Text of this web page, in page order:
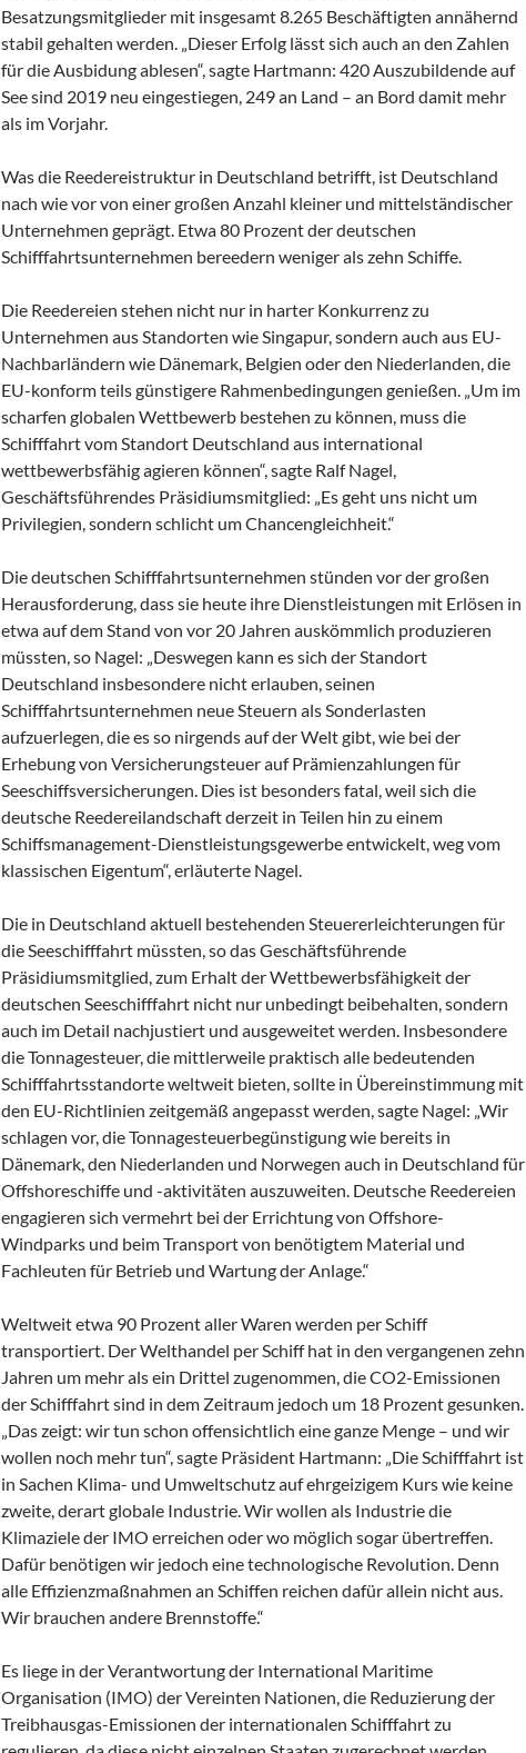
Besatzungsmitglieder mit insgesamt 8.265 Beschäftigten annähernd
stabil gehalten werden. „Dieser Erfolg lässt sich auch an den Zahlen
für die Ausbidung ablesen“, sagte Hartmann: 420 Auszubildende auf
See sind 2019 neu eingestiegen, 249 an Land – an Bord damit mehr
als im Vorjahr.
Was die Reedereistruktur in Deutschland betrifft, ist Deutschland
nach wie vor von einer großen Anzahl kleiner und mittelständischer
Unternehmen geprägt. Etwa 80 Prozent der deutschen
Schifffahrtsunternehmen bereedern weniger als zehn Schiffe.
Die Reedereien stehen nicht nur in harter Konkurrenz zu
Unternehmen aus Standorten wie Singapur, sondern auch aus EU-
Nachbarländern wie Dänemark, Belgien oder den Niederlanden, die
EU-konform teils günstigere Rahmenbedingungen genießen. „Um im
scharfen globalen Wettbewerb bestehen zu können, muss die
Schifffahrt vom Standort Deutschland aus international
wettbewerbsfähig agieren können“, sagte Ralf Nagel,
Geschäftsführendes Präsidiumsmitglied: „Es geht uns nicht um
Privilegien, sondern schlicht um Chancengleichheit.“
Die deutschen Schifffahrtsunternehmen stünden vor der großen
Herausforderung, dass sie heute ihre Dienstleistungen mit Erlösen in
etwa auf dem Stand von vor 20 Jahren auskömmlich produzieren
müssten, so Nagel: „Deswegen kann es sich der Standort
Deutschland insbesondere nicht erlauben, seinen
Schifffahrtsunternehmen neue Steuern als Sonderlasten
aufzuerlegen, die es so nirgends auf der Welt gibt, wie bei der
Erhebung von Versicherungsteuer auf Prämienzahlungen für
Seeschiffsversicherungen. Dies ist besonders fatal, weil sich die
deutsche Reedereilandschaft derzeit in Teilen hin zu einem
Schiffsmanagement-Dienstleistungsgewerbe entwickelt, weg vom
klassischen Eigentum“, erläuterte Nagel.
Die in Deutschland aktuell bestehenden Steuererleichterungen für
die Seeschifffahrt müssten, so das Geschäftsführende
Präsidiumsmitglied, zum Erhalt der Wettbewerbsfähigkeit der
deutschen Seeschifffahrt nicht nur unbedingt beibehalten, sondern
auch im Detail nachjustiert und ausgeweitet werden. Insbesondere
die Tonnagesteuer, die mittlerweile praktisch alle bedeutenden
Schifffahrtsstandorte weltweit bieten, sollte in Übereinstimmung mit
den EU-Richtlinien zeitgemäß angepasst werden, sagte Nagel: „Wir
schlagen vor, die Tonnagesteuerbegünstigung wie bereits in
Dänemark, den Niederlanden und Norwegen auch in Deutschland für
Offshoreschiffe und -aktivitäten auszuweiten. Deutsche Reedereien
engagieren sich vermehrt bei der Errichtung von Offshore-
Windparks und beim Transport von benötigtem Material und
Fachleuten für Betrieb und Wartung der Anlage.“
Weltweit etwa 90 Prozent aller Waren werden per Schiff
transportiert. Der Welthandel per Schiff hat in den vergangenen zehn
Jahren um mehr als ein Drittel zugenommen, die CO2-Emissionen
der Schifffahrt sind in dem Zeitraum jedoch um 18 Prozent gesunken.
„Das zeigt: wir tun schon offensichtlich eine ganze Menge – und wir
wollen noch mehr tun“, sagte Präsident Hartmann: „Die Schifffahrt ist
in Sachen Klima- und Umweltschutz auf ehrgeizigem Kurs wie keine
zweite, derart globale Industrie. Wir wollen als Industrie die
Klimaziele der IMO erreichen oder wo möglich sogar übertreffen.
Dafür benötigen wir jedoch eine technologische Revolution. Denn
alle Effizienzmaßnahmen an Schiffen reichen dafür allein nicht aus.
Wir brauchen andere Brennstoffe.“
Es liege in der Verantwortung der International Maritime
Organisation (IMO) der Vereinten Nationen, die Reduzierung der
Treibhausgas-Emissionen der internationalen Schifffahrt zu